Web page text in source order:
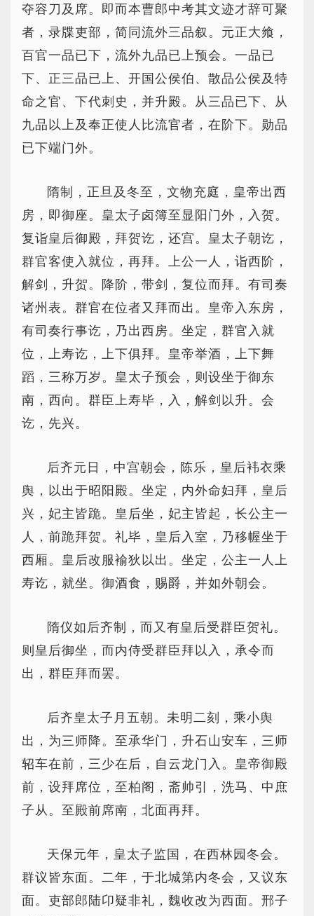
夺容刀及席。即而本曹郎中考其文迹才辞可聚
者，录牒吏部，简同流外三品叙。元正大飨，
百官一品已下，流外九品已上预会。一品已
下、正三品已上、开国公侯伯、散品公侯及特
命之官、下代刺史，并升殿。从三品已下、从
九品以上及奉正使人比流官者，在阶下。勋品
已下端门外。
隋制，正旦及冬至，文物充庭，皇帝出西
房，即御座。皇太子卤簿至显阳门外，入贺。
复诣皇后御殿，拜贺讫，还宫。皇太子朝讫，
群官客使入就位，再拜。上公一人，诣西阶，
解剑，升贺。降阶，带剑，复位而拜。有司奏
诸州表。群官在位者又拜而出。皇帝入东房，
有司奏行事讫，乃出西房。坐定，群官入就
位，上寿讫，上下俱拜。皇帝举酒，上下舞
蹈，三称万岁。皇太子预会，则设坐于御东
南，西向。群臣上寿毕，入，解剑以升。会
讫，先兴。
后齐元日，中宫朝会，陈乐，皇后袆衣乘
舆，以出于昭阳殿。坐定，内外命妇拜，皇后
兴，妃主皆跪。皇后坐，妃主皆起，长公主一
人，前跪拜贺。礼毕，皇后入室，乃移幄坐于
西厢。皇后改服褕狄以出。坐定，公主一人上
寿讫，就坐。御酒食，赐爵，并如外朝会。
隋仪如后齐制，而又有皇后受群臣贺礼。
则皇后御坐，而内侍受群臣拜以入，承令而
出，群臣拜而罢。
后齐皇太子月五朝。未明二刻，乘小舆
出，为三师降。至承华门，升石山安车，三师
轺车在前，三少在后，自云龙门入。皇帝御殿
前，设拜席位，至柏阁，斋帅引，洗马、中庶
子从。至殿前席南，北面再拜。
天保元年，皇太子监国，在西林园冬会。
群议皆东面。二年，于北城第内冬会，又议东
面。吏部郎陆卬疑非礼，魏收改为西面。邢子